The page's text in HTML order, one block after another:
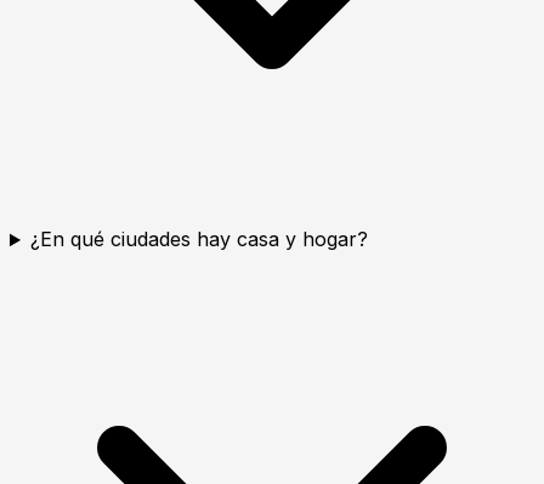
¿En qué ciudades hay casa y hogar?